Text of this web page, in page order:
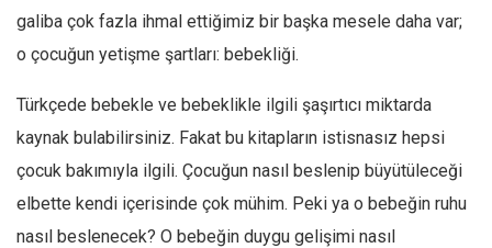
galiba çok fazla ihmal ettiğimiz bir başka mesele daha var;
o çocuğun yetişme şartları: bebekliği.
Türkçede bebekle ve bebeklikle ilgili şaşırtıcı miktarda
kaynak bulabilirsiniz. Fakat bu kitapların istisnasız hepsi
çocuk bakımıyla ilgili. Çocuğun nasıl beslenip büyütüleceği
elbette kendi içerisinde çok mühim. Peki ya o bebeğin ruhu
nasıl beslenecek? O bebeğin duygu gelişimi nasıl